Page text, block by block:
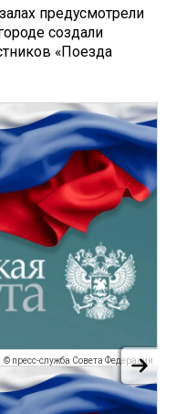
предусмотрели
создали
«Поезда
© пресс-служба Совета Федерации